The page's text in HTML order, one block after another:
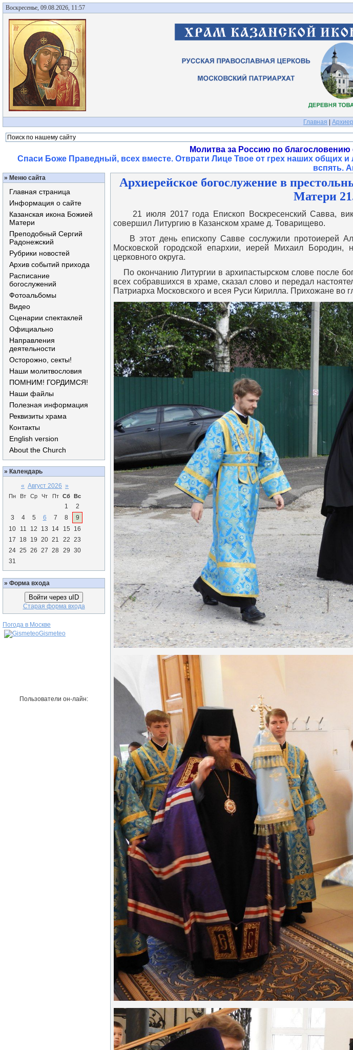
Воскресенье, 09.08.2026, 11:57
Главная
Молитва за Россию по
Спаси Боже Праведный, всех вместе. Отврати Лице Твое от грех наших общих
вспять.
» Меню сайта
Главная страница
Информация о сайте
Казанская икона Божией
Матери
Преподобный Сергий
Радонежский
Рубрики новостей
Архив событий прихода
Расписание
богослужений
Фотоальбомы
Видео
Сценарии спектаклей
Официально
Направления
деятельности
Осторожно, секты!
Наши молитвословия
ПОМНИМ! ГОРДИМСЯ!
Наши файлы
Полезная информация
Реквизиты храма
Контакты
English version
About the Church
» Календарь
« Август 2026 »
Пн Вт Ср Чт Пт Сб Вс
1
2
3
4 5 6 7 8
9
10
11 12 13 14 15
16
17
18 19 20 21 22 23
24 25 26 27 28 29 30
31
» Форма входа
Войти через uID
Старая форма входа
Погода в Москве
Gismeteo
Пользователи он-лайн:
Архиерейское богослужение в
Матери
21 июля 2017 года Епископ Воскресенский Савва,
совершил Литургию в Казанском храме д. Товарищево.
В этот день епископу Савве сослужили протоиерей
Московской городской епархии, иерей Михаил Бородин,
церковного округа.
По окончанию Литургии в архипастырском слове после
всех собравшихся в храме, сказал слово и передал
Патриарха Московского и всея Руси Кирилла. Прихожане во